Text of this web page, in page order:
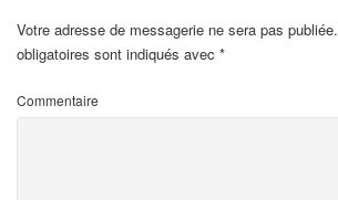
Votre adresse de messagerie ne sera pas publiée.
obligatoires sont indiqués avec *
Commentaire